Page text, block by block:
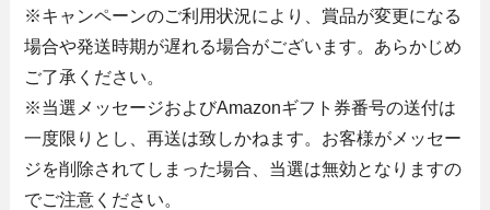
※キャンペーンのご利用状況により、賞品が変更になる
場合や発送時期が遅れる場合がございます。あらかじめ
ご了承ください。
※当選メッセージおよびAmazonギフト券番号の送付は
一度限りとし、再送は致しかねます。お客様がメッセー
ジを削除されてしまった場合、当選は無効となりますの
でご注意ください。